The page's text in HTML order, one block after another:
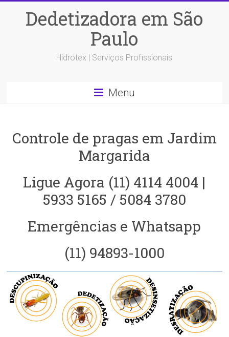
Dedetizadora em São
Paulo
Hidrotex | Serviços Profissionais
Menu
Controle de pragas em Jardim
Margarida
Ligue Agora (11) 4114 4004 |
5933 5165 / 5084 3780
Emergências e Whatsapp
(11) 94893-1000